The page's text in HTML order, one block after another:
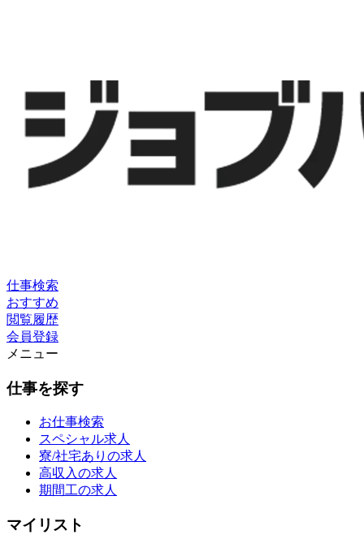
仕事検索
おすすめ
閲覧履歴
会員登録
メニュー
仕事を探す
お仕事検索
スペシャル求人
寮/社宅ありの求人
高収入の求人
期間工の求人
マイリスト